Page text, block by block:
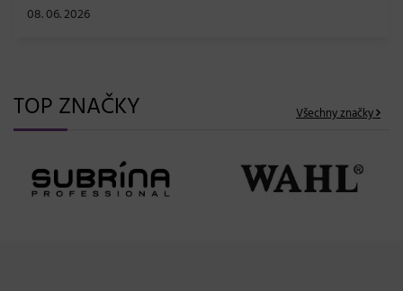
08. 06. 2026
TOP ZNAČKY Všechny značky